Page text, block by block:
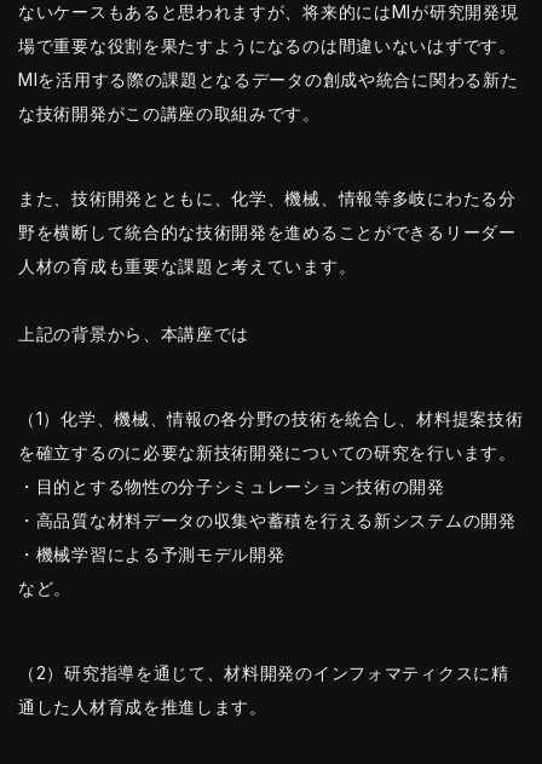
ないケースもあると思われますが、将来的にはMIが研究開発現
場で重要な役割を果たすようになるのは間違いないはずです。
MIを活用する際の課題となるデータの創成や統合に関わる新た
な技術開発がこの講座の取組みです。
また、技術開発とともに、化学、機械、情報等多岐にわたる分
野を横断して統合的な技術開発を進めることができるリーダー
人材の育成も重要な課題と考えています。
上記の背景から、本講座では
（1）化学、機械、情報の各分野の技術を統合し、材料提案技術
を確立するのに必要な新技術開発についての研究を行います。
・目的とする物性の分子シミュレーション技術の開発
・高品質な材料データの収集や蓄積を行える新システムの開発
・機械学習による予測モデル開発
など。
（2）研究指導を通じて、材料開発のインフォマティクスに精
通した人材育成を推進します。